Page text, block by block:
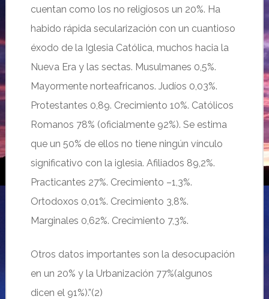
cuentan como los no religiosos un 20%. Ha
habido rápida secularización con un cuantioso
éxodo de la Iglesia Católica, muchos hacia la
Nueva Era y las sectas. Musulmanes 0,5%.
Mayormente norteafricanos. Judíos 0,03%.
Protestantes 0,89. Crecimiento 10%. Católicos
Romanos 78% (oficialmente 92%). Se estima
que un 50% de ellos no tiene ningún vínculo
significativo con la iglesia. Afiliados 89,2%.
Practicantes 27%. Crecimiento –1,3%.
Ortodoxos 0,01%. Crecimiento 3,8%.
Marginales 0,62%. Crecimiento 7,3%.
Otros datos importantes son la desocupación
en un 20% y la Urbanización 77%(algunos
dicen el 91%).”(2)